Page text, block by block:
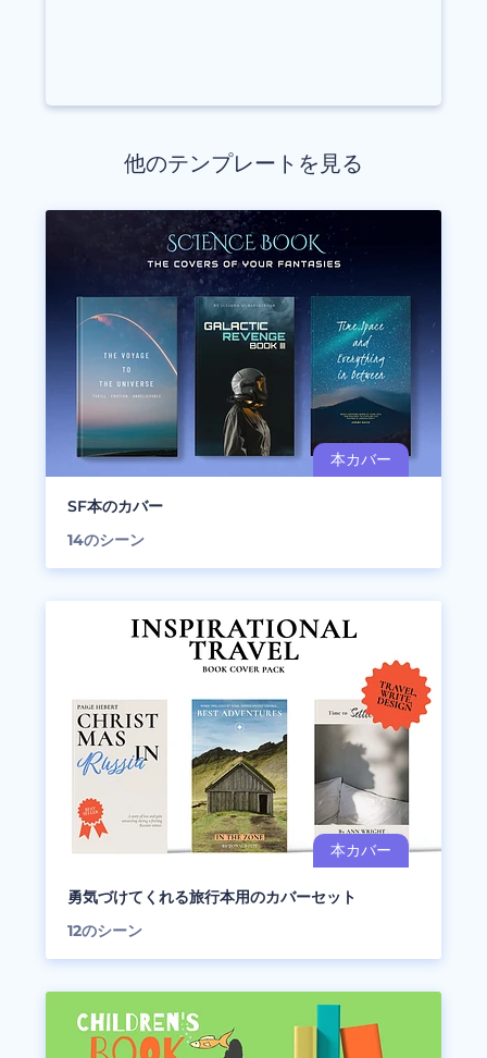
他のテンプレートを見る
SF本のカバー
14のシーン
勇気づけてくれる旅行本用のカバーセット
12のシーン